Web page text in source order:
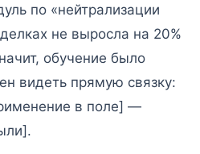
по «нейтрализации
не выросла на 20%
обучение было
видеть прямую связку:
в поле] —